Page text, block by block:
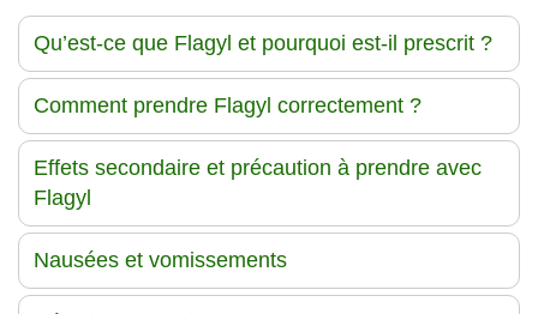
Qu’est-ce que Flagyl et pourquoi est-il prescrit ?
Comment prendre Flagyl correctement ?
Effets secondaire et précaution à prendre avec
Flagyl
Nausées et vomissements